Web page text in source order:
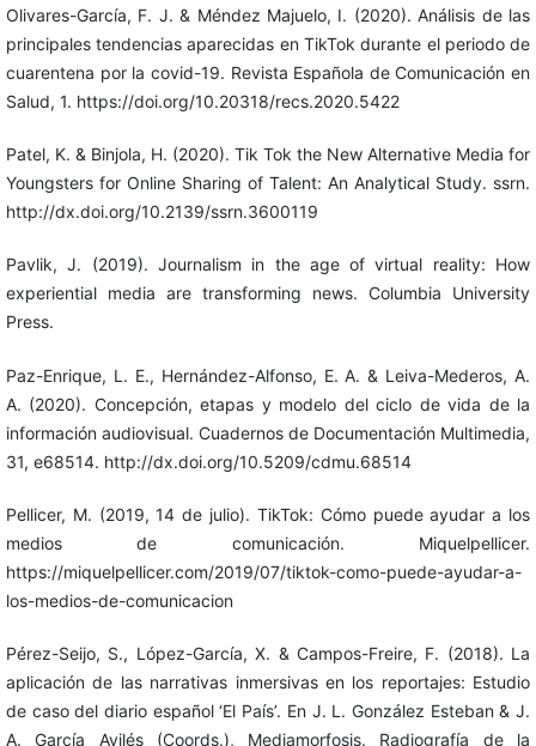
Olivares-García, F. J. & Méndez Majuelo, I. (2020). Análisis de las
principales tendencias aparecidas en TikTok durante el periodo de
cuarentena por la covid-19. Revista Española de Comunicación en
Salud, 1. https://doi.org/10.20318/recs.2020.5422
Patel, K. & Binjola, H. (2020). Tik Tok the New Alternative Media for
Youngsters for Online Sharing of Talent: An Analytical Study. ssrn.
http://dx.doi.org/10.2139/ssrn.3600119
Pavlik, J. (2019). Journalism in the age of virtual reality: How
experiential media are transforming news. Columbia University
Press.
Paz-Enrique, L. E., Hernández-Alfonso, E. A. & Leiva-Mederos, A.
A. (2020). Concepción, etapas y modelo del ciclo de vida de la
información audiovisual. Cuadernos de Documentación Multimedia,
31, e68514. http://dx.doi.org/10.5209/cdmu.68514
Pellicer, M. (2019, 14 de julio). TikTok: Cómo puede ayudar a los
medios de comunicación. Miquelpellicer.
https://miquelpellicer.com/2019/07/tiktok-como-puede-ayudar-a-
los-medios-de-comunicacion
Pérez-Seijo, S., López-García, X. & Campos-Freire, F. (2018). La
aplicación de las narrativas inmersivas en los reportajes: Estudio
de caso del diario español ‘El País’. En J. L. González Esteban & J.
A. García Avilés (Coords.), Mediamorfosis. Radiografía de la